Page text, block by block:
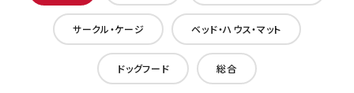
サークル・ケージ ベッド・ハウス・マット
ドッグフード 総合